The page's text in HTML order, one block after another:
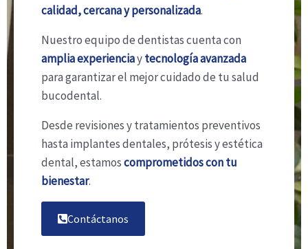
calidad, cercana y personalizada.
Nuestro equipo de dentistas cuenta con
amplia experienciaytecnologíaavanzada
para garantizar el mejor cuidado de tu salud
bucodental.
Desde revisiones y tratamientos preventivos
hasta implantes dentales, prótesis y estética
dental, estamoscomprometidos con tu
bienestar.
Contáctanos